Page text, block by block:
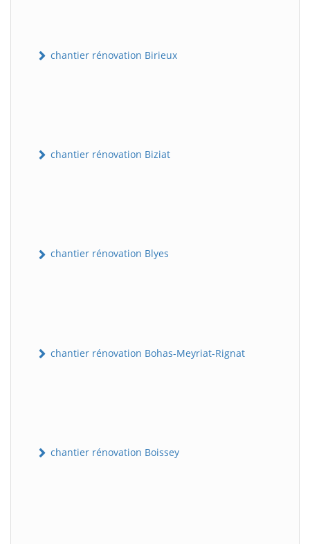
chantier rénovation Birieux
chantier rénovation Biziat
chantier rénovation Blyes
chantier rénovation Bohas-Meyriat-Rignat
chantier rénovation Boissey